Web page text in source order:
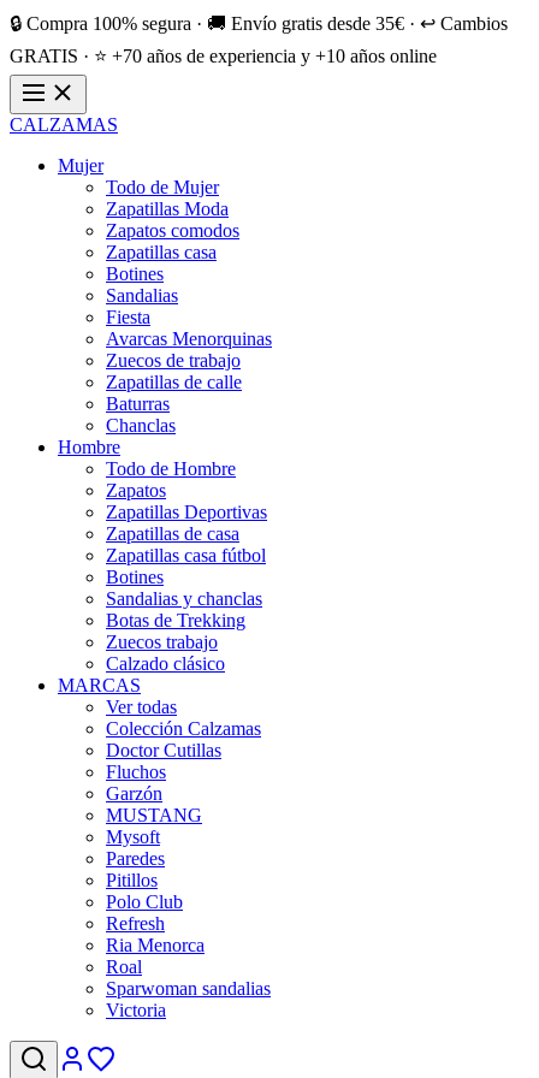
🔒 Compra 100% segura · 🚚 Envío gratis desde 35€ · ↩️ Cambios
GRATIS · ⭐ +70 años de experiencia y +10 años online
CALZAMAS
Mujer
Todo de Mujer
Zapatillas Moda
Zapatos comodos
Zapatillas casa
Botines
Sandalias
Fiesta
Avarcas Menorquinas
Zuecos de trabajo
Zapatillas de calle
Baturras
Chanclas
Hombre
Todo de Hombre
Zapatos
Zapatillas Deportivas
Zapatillas de casa
Zapatillas casa fútbol
Botines
Sandalias y chanclas
Botas de Trekking
Zuecos trabajo
Calzado clásico
MARCAS
Ver todas
Colección Calzamas
Doctor Cutillas
Fluchos
Garzón
MUSTANG
Mysoft
Paredes
Pitillos
Polo Club
Refresh
Ria Menorca
Roal
Sparwoman sandalias
Victoria